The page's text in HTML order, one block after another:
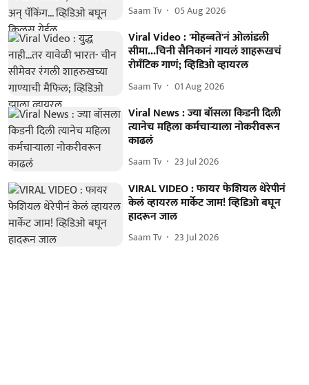
Saam Tv 05 Aug 2026
Viral Video : 'मोहब्बतें'नं ओलांडली
सीमा...चिनी सैनिकानं गायलं शाहरूखचं
रोमँटिक गाणं; व्हिडिओ व्हायरल
Saam Tv 01 Aug 2026
Viral News : ज्या बॉसला किडनी दिली
त्यानेच महिला कर्मचाऱ्याला नोकरीवरून
काढलं
Saam Tv 23 Jul 2026
VIRAL VIDEO : फायर फेशियल थेरेपीनं
केलं व्हायरल मार्केट जाम! व्हिडिओ बघून
हादरून जाल
Saam Tv 23 Jul 2026